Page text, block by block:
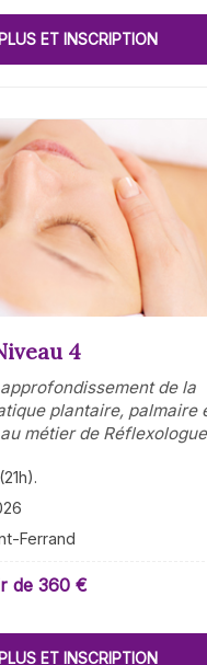
ET INSCRIPTION
4
de la
plantaire, palmaire
métier de
Ferrand
de 360 €
ET INSCRIPTION